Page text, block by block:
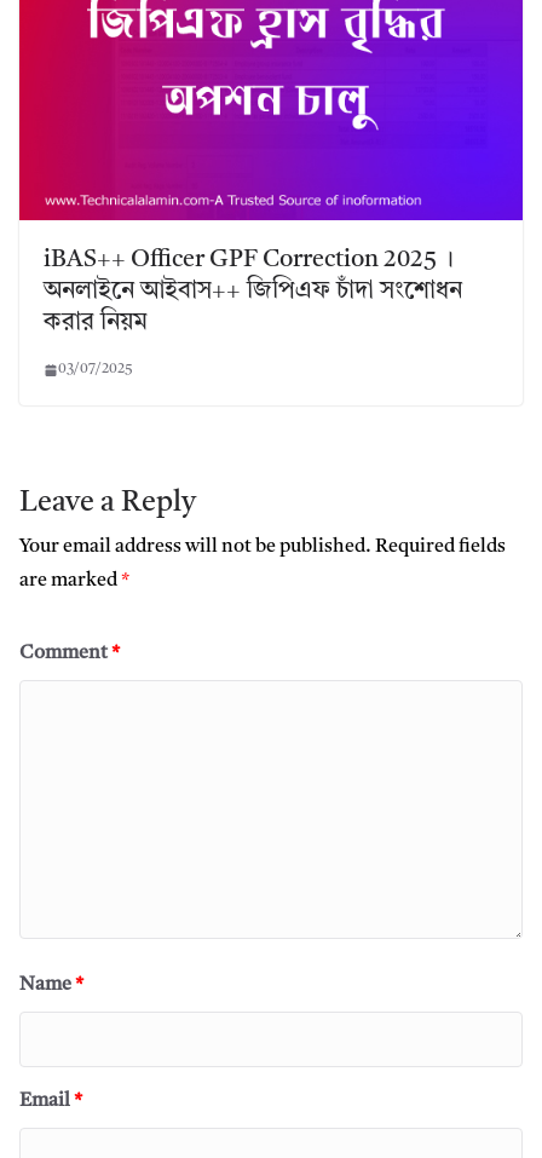
iBAS++ Officer GPF Correction 2025 ।
অনলাইনে আইবাস++ জিপিএফ চাঁদা সংশোধন
করার নিয়ম
03/07/2025
Leave a Reply
Your email address will not be published. Required fields
are marked*
Comment*
Name*
Email*